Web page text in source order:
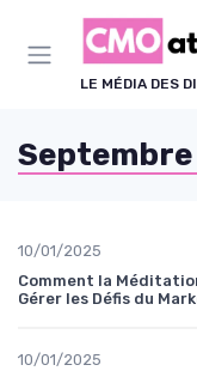
LE MÉDIA DES
10/01/2025
Comment la
Gérer les Défis du
10/01/2025
Panneau de gestion